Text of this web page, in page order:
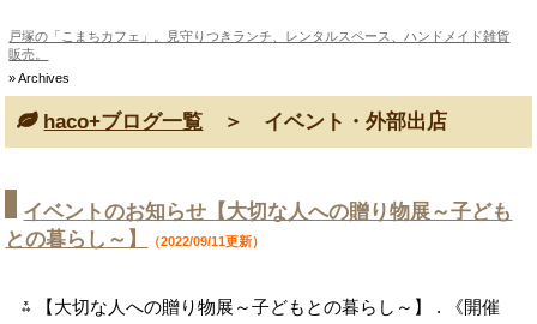
戸塚の「こまちカフェ」。見守りつきランチ、レンタルスペース、ハンドメイド雑貨
販売。
» Archives
haco+ブログ一覧 ＞ イベント・外部出店
イベントのお知らせ【大切な人への贈り物展～子ども
との暮らし～】
（2022/09/11更新）
⁂ 【大切な人への贈り物展～子どもとの暮らし～】 . 《開催